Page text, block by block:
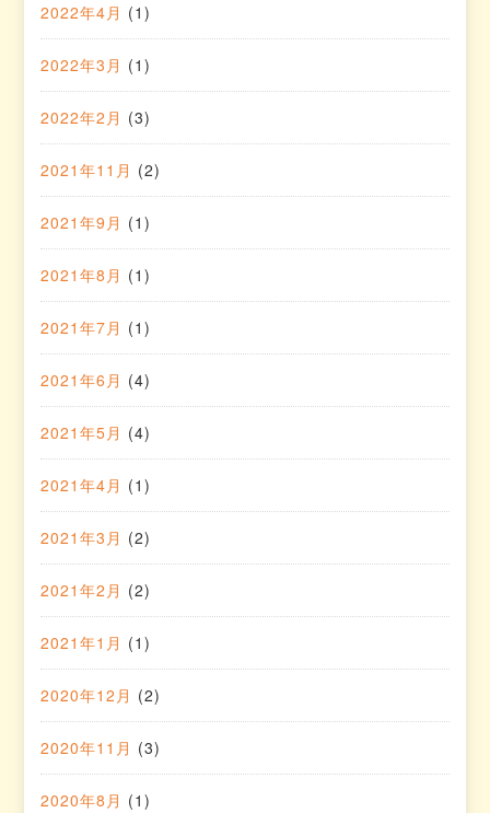
2022年4月 (1)
2022年3月 (1)
2022年2月 (3)
2021年11月 (2)
2021年9月 (1)
2021年8月 (1)
2021年7月 (1)
2021年6月 (4)
2021年5月 (4)
2021年4月 (1)
2021年3月 (2)
2021年2月 (2)
2021年1月 (1)
2020年12月 (2)
2020年11月 (3)
2020年8月 (1)